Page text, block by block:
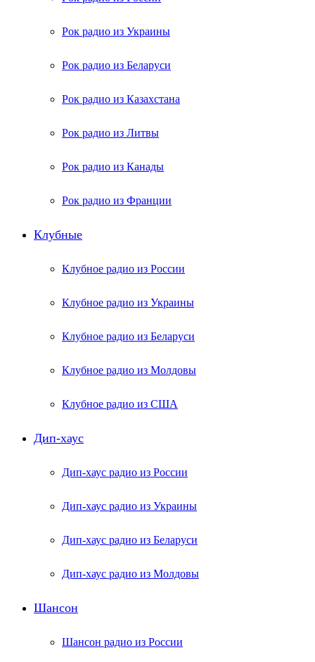
Рок радио из Украины
Рок радио из Беларуси
Рок радио из Казахстана
Рок радио из Литвы
Рок радио из Канады
Рок радио из Франции
Клубные
Клубное радио из России
Клубное радио из Украины
Клубное радио из Беларуси
Клубное радио из Молдовы
Клубное радио из США
Дип-хаус
Дип-хаус радио из России
Дип-хаус радио из Украины
Дип-хаус радио из Беларуси
Дип-хаус радио из Молдовы
Шансон
Шансон радио из России